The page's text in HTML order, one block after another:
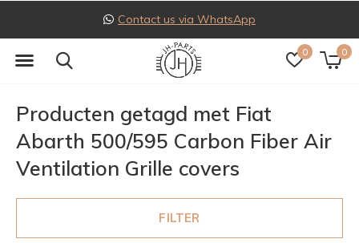
0 0
Contact us via WhatsApp
Producten getagd met Fiat
Abarth 500/595 Carbon Fiber Air
Ventilation Grille covers
FILTER